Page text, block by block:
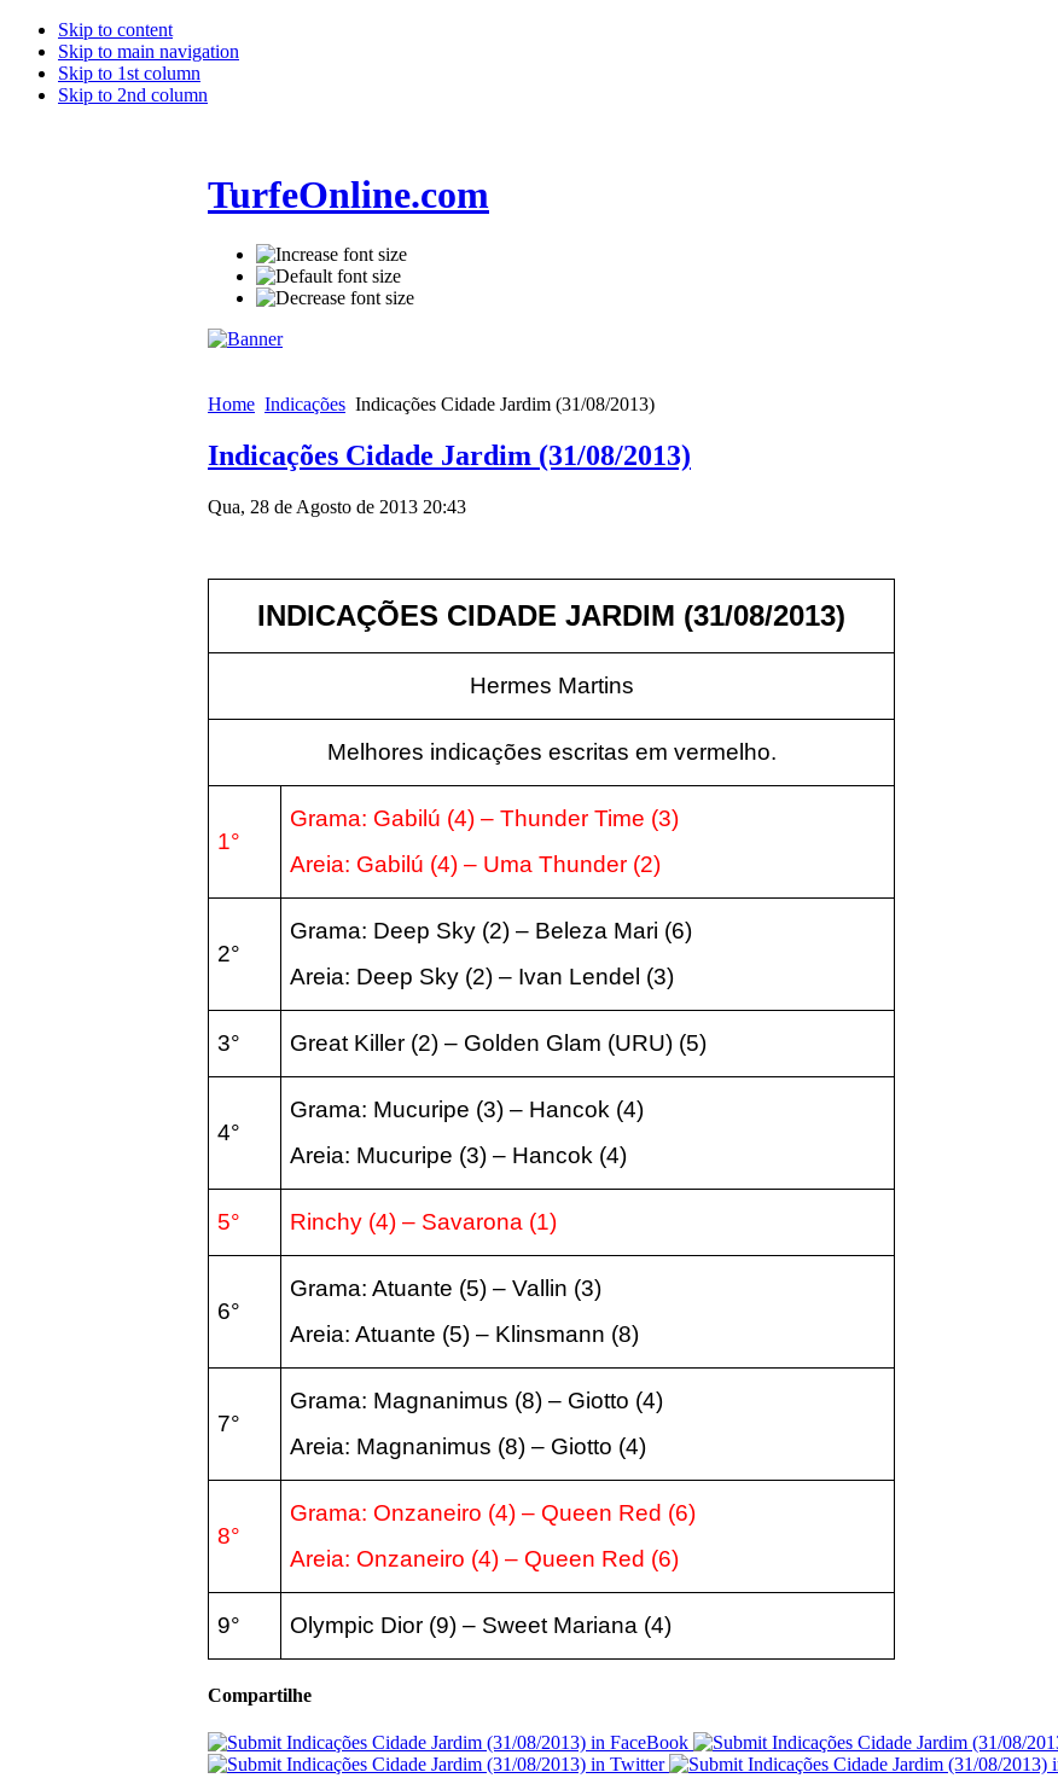
Skip to content
Skip to main navigation
Skip to 1st column
Skip to 2nd column
TurfeOnline.com
Home Indicações Indicações Cidade Jardim (31/08/2013)
Indicações Cidade Jardim (31/08/2013)
Qua, 28 de Agosto de 2013 20:43
INDICAÇÕES CIDADE JARDIM (31/08/2013)
Hermes Martins
Melhores indicações escritas em vermelho.
1°
Grama: Gabilú (4) – Thunder Time (3)
Areia: Gabilú (4) – Uma Thunder (2)
2°
Grama: Deep Sky (2) – Beleza Mari (6)
Areia: Deep Sky (2) – Ivan Lendel (3)
3° Great Killer (2) – Golden Glam (URU) (5)
4°
Grama: Mucuripe (3) – Hancok (4)
Areia: Mucuripe (3) – Hancok (4)
5° Rinchy (4) – Savarona (1)
6°
Grama: Atuante (5) – Vallin (3)
Areia: Atuante (5) – Klinsmann (8)
7°
Grama: Magnanimus (8) – Giotto (4)
Areia: Magnanimus (8) – Giotto (4)
8°
Grama: Onzaneiro (4) – Queen Red (6)
Areia: Onzaneiro (4) – Queen Red (6)
9° Olympic Dior (9) – Sweet Mariana (4)
Compartilhe